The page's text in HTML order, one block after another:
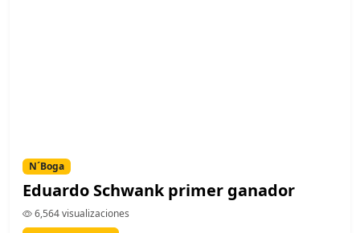
N´Boga
Eduardo Schwank primer ganador
6,564 visualizaciones